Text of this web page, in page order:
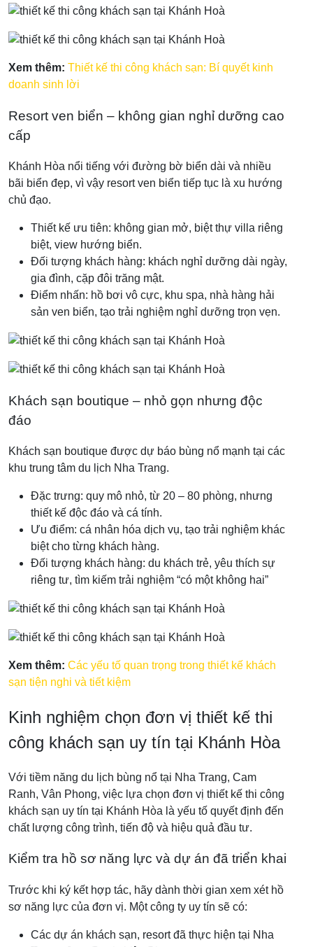
Xem thêm: Thiết kế thi công khách sạn: Bí quyết kinh
doanh sinh lời
Resort ven biển – không gian nghỉ dưỡng cao
cấp
Khánh Hòa nổi tiếng với đường bờ biển dài và nhiều
bãi biển đẹp, vì vậy resort ven biển tiếp tục là xu hướng
chủ đạo.
Thiết kế ưu tiên: không gian mở, biệt thự villa riêng
biệt, view hướng biển.
Đối tượng khách hàng: khách nghỉ dưỡng dài ngày,
gia đình, cặp đôi trăng mật.
Điểm nhấn: hồ bơi vô cực, khu spa, nhà hàng hải
sản ven biển, tạo trải nghiệm nghỉ dưỡng trọn vẹn.
Khách sạn boutique – nhỏ gọn nhưng độc
đáo
Khách sạn boutique được dự báo bùng nổ mạnh tại các
khu trung tâm du lịch Nha Trang.
Đặc trưng: quy mô nhỏ, từ 20 – 80 phòng, nhưng
thiết kế độc đáo và cá tính.
Ưu điểm: cá nhân hóa dịch vụ, tạo trải nghiệm khác
biệt cho từng khách hàng.
Đối tượng khách hàng: du khách trẻ, yêu thích sự
riêng tư, tìm kiếm trải nghiệm “có một không hai”
Xem thêm: Các yếu tố quan trọng trong thiết kế khách
sạn tiện nghi và tiết kiệm
Kinh nghiệm chọn đơn vị thiết kế thi
công khách sạn uy tín tại Khánh Hòa
Với tiềm năng du lịch bùng nổ tại Nha Trang, Cam
Ranh, Vân Phong, việc lựa chọn đơn vị thiết kế thi công
khách sạn uy tín tại Khánh Hòa là yếu tố quyết định đến
chất lượng công trình, tiến độ và hiệu quả đầu tư.
Kiểm tra hồ sơ năng lực và dự án đã triển khai
Trước khi ký kết hợp tác, hãy dành thời gian xem xét hồ
sơ năng lực của đơn vị. Một công ty uy tín sẽ có:
Các dự án khách sạn, resort đã thực hiện tại Nha